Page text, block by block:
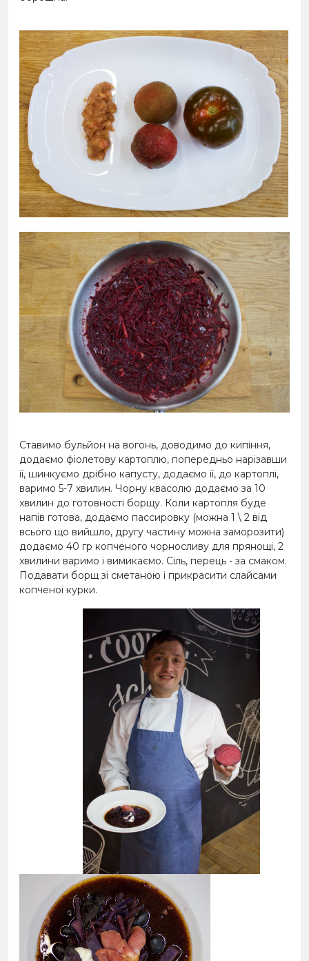
Ставимо бульйон на вогонь, доводимо до кипіння,
додаємо фіолетову картоплю, попередньо нарізавши
її, шинкуємо дрібно капусту, додаємо її, до картоплі,
варимо 5-7 хвилин. Чорну квасолю додаємо за 10
хвилин до готовності борщу. Коли картопля буде
напів готова, додаємо пассировку (можна 1 \ 2 від
всього що вийшло, другу частину можна заморозити)
додаємо 40 гр копченого чорносливу для прянощі, 2
хвилини варимо і вимикаємо. Сіль, перець - за смаком.
Подавати борщ зі сметаною і прикрасити слайсами
копченої курки.